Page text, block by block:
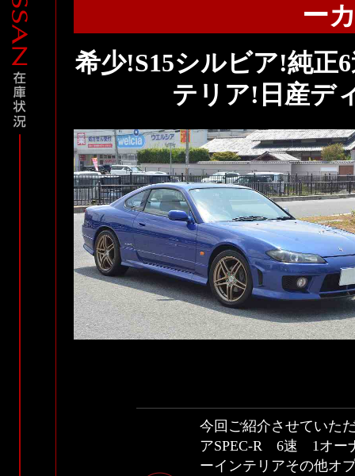
ー
希少!S15シルビア!純正
テリア!日産デ
今回ご紹介させていた
アSPEC-R 6速 1オー
ーインテリアその他オ